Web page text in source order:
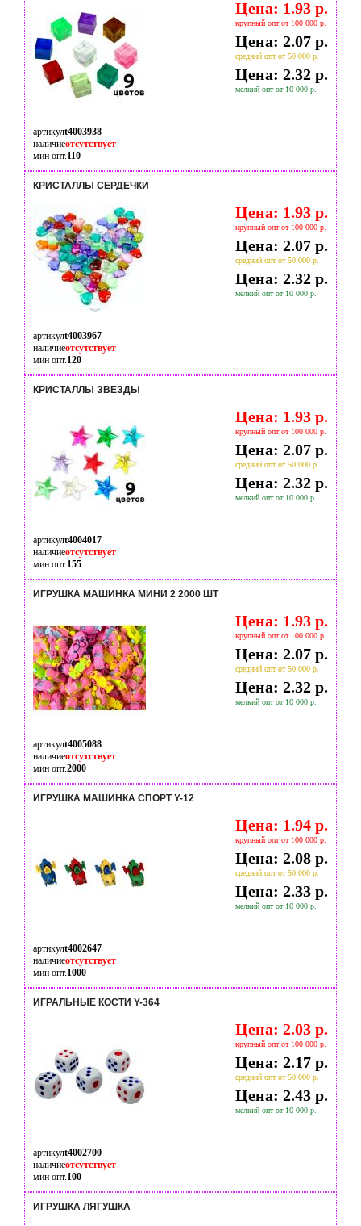
Цена: 1.93 р.
крупный опт от 100 000 р.
Цена: 2.07 р.
средний опт от 50 000 р.
Цена: 2.32 р.
мелкий опт от 10 000 р.
артикулt4003938
наличиеотсутствует
мин опт.110
КРИСТАЛЛЫ СЕРДЕЧКИ
Цена: 1.93 р.
крупный опт от 100 000 р.
Цена: 2.07 р.
средний опт от 50 000 р.
Цена: 2.32 р.
мелкий опт от 10 000 р.
артикулt4003967
наличиеотсутствует
мин опт.120
КРИСТАЛЛЫ ЗВЕЗДЫ
Цена: 1.93 р.
крупный опт от 100 000 р.
Цена: 2.07 р.
средний опт от 50 000 р.
Цена: 2.32 р.
мелкий опт от 10 000 р.
артикулt4004017
наличиеотсутствует
мин опт.155
ИГРУШКА МАШИНКА МИНИ 2 2000 ШТ
Цена: 1.93 р.
крупный опт от 100 000 р.
Цена: 2.07 р.
средний опт от 50 000 р.
Цена: 2.32 р.
мелкий опт от 10 000 р.
артикулt4005088
наличиеотсутствует
мин опт.2000
ИГРУШКА МАШИНКА СПОРТ Y-12
Цена: 1.94 р.
крупный опт от 100 000 р.
Цена: 2.08 р.
средний опт от 50 000 р.
Цена: 2.33 р.
мелкий опт от 10 000 р.
артикулt4002647
наличиеотсутствует
мин опт.1000
ИГРАЛЬНЫЕ КОСТИ Y-364
Цена: 2.03 р.
крупный опт от 100 000 р.
Цена: 2.17 р.
средний опт от 50 000 р.
Цена: 2.43 р.
мелкий опт от 10 000 р.
артикулt4002700
наличиеотсутствует
мин опт.100
ИГРУШКА ЛЯГУШКА